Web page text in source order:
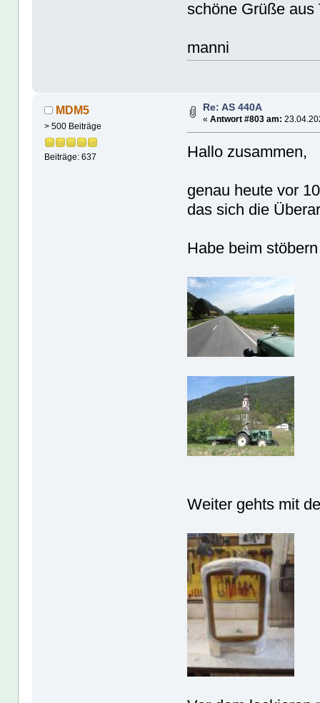
schöne Grüße aus
manni
MDM5
> 500 Beiträge
Beiträge: 637
Re: AS 440A
« Antwort #803 am:
Hallo zusammen,
genau heute vor
das sich die
Habe beim
Weiter gehts mit